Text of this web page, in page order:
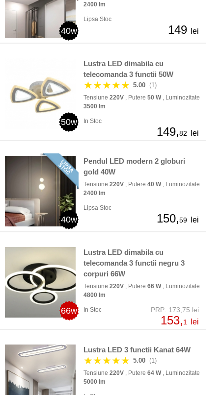
40w
2400 lm
Lipsa Stoc
149 lei
50w
Lustra LED dimabila cu
telecomanda 3 functii 50W
★★★★★ 5.00 (1)
Tensiune 220V , Putere 50 W, Luminozitate
3500 lm
In Stoc
149,82 lei
40w
Pendul LED modern 2 globuri
gold 40W
Tensiune 220V , Putere 40 W, Luminozitate
2400 lm
Lipsa Stoc
150,59 lei
66w
Lustra LED dimabila cu
telecomanda 3 functii negru 3
corpuri 66W
Tensiune 220V , Putere 66 W, Luminozitate
4800 lm
In Stoc PRP: 173,75 lei
153,1 lei
Lustra LED 3 functii Kanat 64W
★★★★★ 5.00 (1)
Tensiune 220V , Putere 64 W, Luminozitate
5000 lm